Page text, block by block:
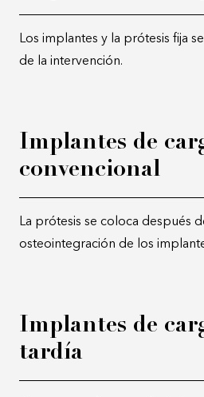
Los implantes y la prótesis fija
de la intervención.
Implantes de
convencional
La prótesis se coloca después
osteointegración de los
Implantes de
tardía